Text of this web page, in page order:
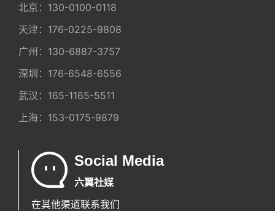
北京： 130-0100-0118
天津： 176-0225-9808
广州： 130-6887-3757
深圳： 176-6548-6556
武汉： 165-1165-5511
上海： 153-0175-9879
Social Media
六翼社媒
在其他渠道联系我们